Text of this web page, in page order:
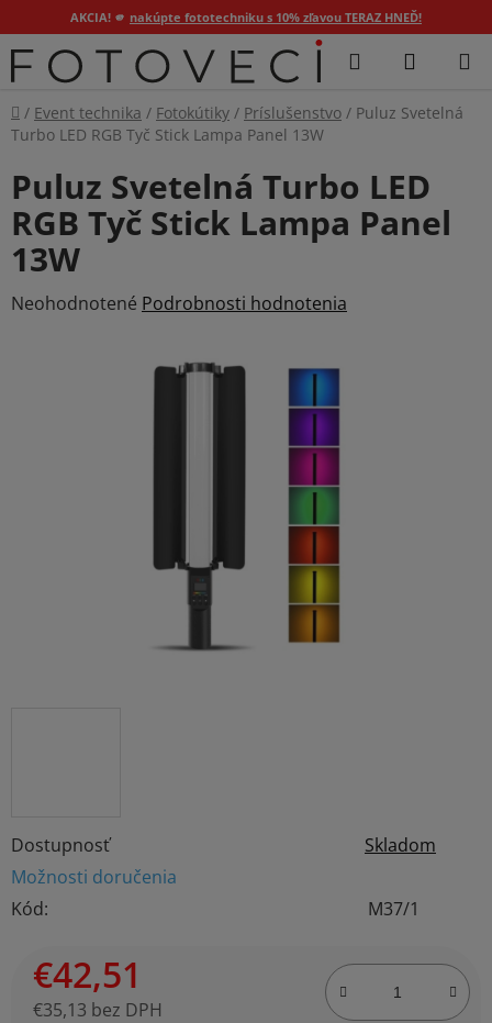
AKCIA! 🫵 nakúpte fototechniku s 10% zľavou TERAZ HNEĎ!
Prejsť
na
Hľadať
Domov
/ Event technika / Fotokútiky / Príslušenstvo / Puluz Svetelná
Turbo LED RGB Tyč Stick Lampa Panel 13W
Dostupnosť
Skladom
Možnosti doručenia
Kód:
M37/1
€42,51
€35,13 bez DPH
Puluz Svetelná Turbo LED
RGB Tyč Stick Lampa Panel
13W
Priemerné
Neohodnotené Podrobnosti hodnotenia